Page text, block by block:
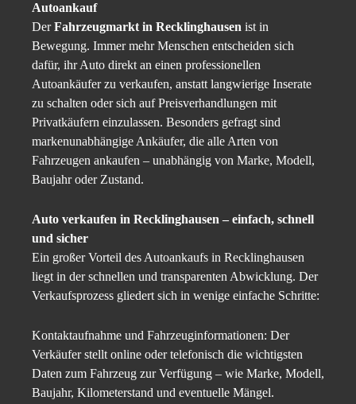
Autoankauf
DerFahrzeugmarkt in Recklinghausen ist in
Bewegung. Immer mehr Menschen entscheiden sich
dafür, ihr Auto direkt an einen professionellen
Autoankäufer zu verkaufen, anstatt langwierige Inserate
zu schalten oder sich auf Preisverhandlungen mit
Privatkäufern einzulassen. Besonders gefragt sind
markenunabhängige Ankäufer, die alle Arten von
Fahrzeugen ankaufen – unabhängig von Marke, Modell,
Baujahr oder Zustand.
Auto verkaufen in Recklinghausen – einfach, schnell
und sicher
Ein großer Vorteil des Autoankaufs in Recklinghausen
liegt in der schnellen und transparenten Abwicklung. Der
Verkaufsprozess gliedert sich in wenige einfache Schritte:
Kontaktaufnahme und Fahrzeuginformationen: Der
Verkäufer stellt online oder telefonisch die wichtigsten
Daten zum Fahrzeug zur Verfügung – wie Marke, Modell,
Baujahr, Kilometerstand und eventuelle Mängel.